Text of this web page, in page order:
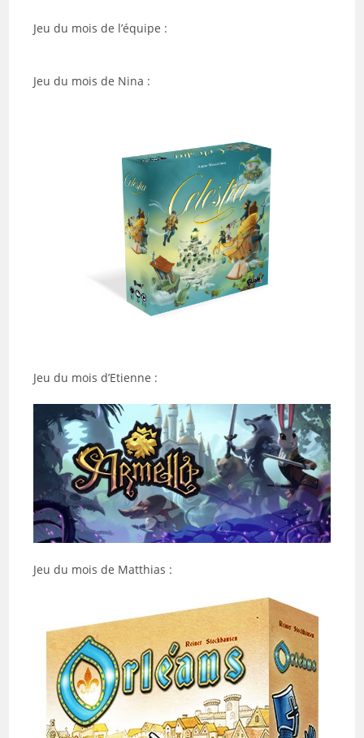
Jeu du mois de l’équipe :
Jeu du mois de Nina :
Jeu du mois d’Etienne :
Jeu du mois de Matthias :